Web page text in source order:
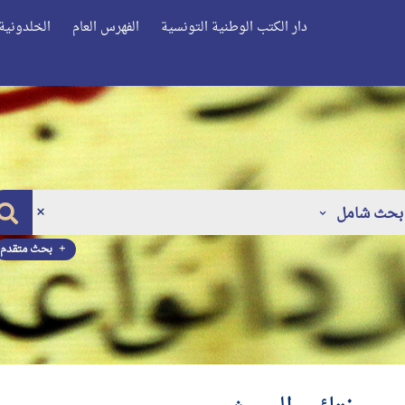
دار الكتب الوطنية التونسية الفهرس العام
بحث شامل
بحث متقدم